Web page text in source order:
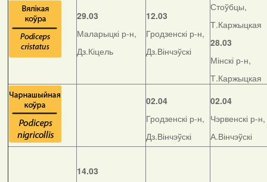
29.03
Маларыцкі р-н,
Дз.Кіцель
12.03
Гродзенскі р-н,
Дз.Вінчэўскі
Стоўбцы,
Т.Каржыцкая
28.03
Мінскі р-н,
Т.Каржыцкая
02.04
Гродзенскі р-н,
Дз.Вінчэўскі
02.04
Чэрвенскі р-н,
А.Вінчэўскі
14.03